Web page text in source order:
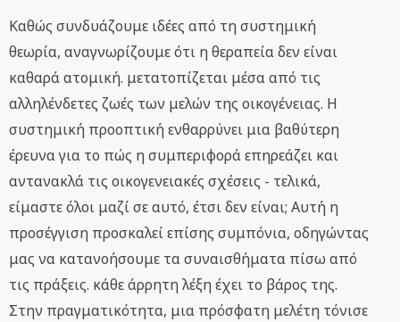
Καθώς συνδυάζουμε ιδέες από τη συστημική
θεωρία, αναγνωρίζουμε ότι η θεραπεία δεν είναι
καθαρά ατομική. μετατοπίζεται μέσα από τις
αλληλένδετες ζωές των μελών της οικογένειας. Η
συστημική προοπτική ενθαρρύνει μια βαθύτερη
έρευνα για το πώς η συμπεριφορά επηρεάζει και
αντανακλά τις οικογενειακές σχέσεις - τελικά,
είμαστε όλοι μαζί σε αυτό, έτσι δεν είναι; Αυτή η
προσέγγιση προσκαλεί επίσης συμπόνια, οδηγώντας
μας να κατανοήσουμε τα συναισθήματα πίσω από
τις πράξεις. κάθε άρρητη λέξη έχει το βάρος της.
Στην πραγματικότητα, μια πρόσφατη μελέτη τόνισε